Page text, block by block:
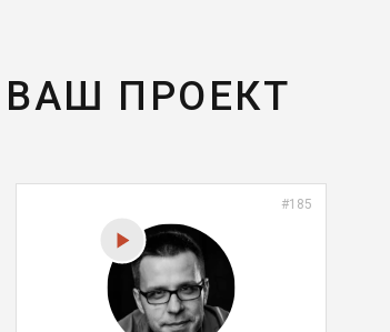
ПРОЕКТ
#185